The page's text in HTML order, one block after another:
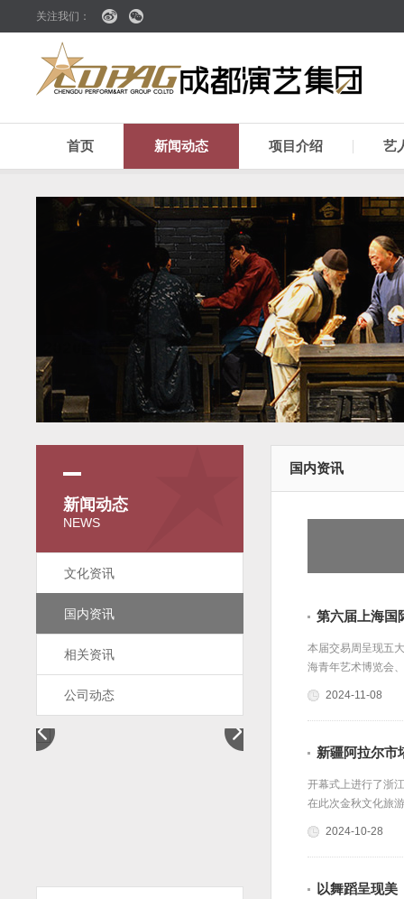
关注我们：
首页 新闻动态 项目介绍 艺
新闻动态
NEWS
文化资讯
国内资讯
相关资讯
公司动态
高雅音乐涵养城市艺术气
国内资讯
第六届上海国
本届交易周呈现五
海青年艺术博览会
2024-11-08
新疆阿拉尔市
开幕式上进行了浙
在此次金秋文化旅
2024-10-28
以舞蹈呈现美